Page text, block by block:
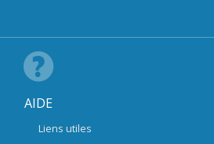
AIDE
Liens utiles